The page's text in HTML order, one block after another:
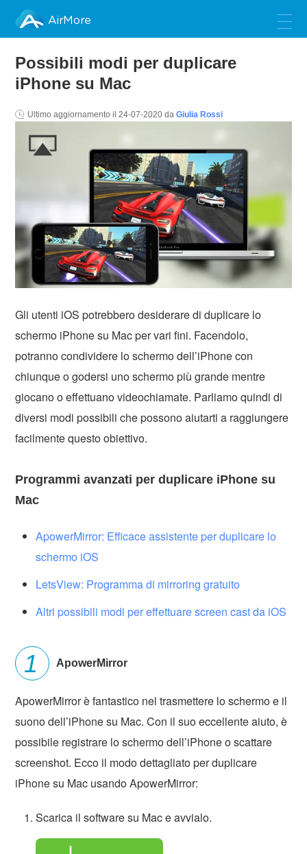
AirMore
Possibili modi per duplicare
iPhone su Mac
Ultimo aggiornamento il24-07-2020 daGiulia Rossi
Gli utenti iOS potrebbero desiderare di duplicare lo
schermo iPhone su Mac per vari fini. Facendolo,
potranno condividere lo schermo dell’iPhone con
chiunque o godersi uno schermo più grande mentre
giocano o effettuano videochiamate. Parliamo quindi di
diversi modi possibili che possono aiutarti a raggiungere
facilmente questo obiettivo.
Programmi avanzati per duplicare iPhone su
Mac
ApowerMirror: Efficace assistente per duplicare lo
schermo iOS
LetsView: Programma di mirroring gratuito
Altri possibili modi per effettuare screen cast da iOS
ApowerMirror
ApowerMirror è fantastico nel trasmettere lo schermo e il
suono dell’iPhone su Mac. Con il suo eccellente aiuto, è
possibile registrare lo schermo dell’iPhone o scattare
screenshot. Ecco il modo dettagliato per duplicare
iPhone su Mac usando ApowerMirror:
Scarica il software su Mac e avvialo.